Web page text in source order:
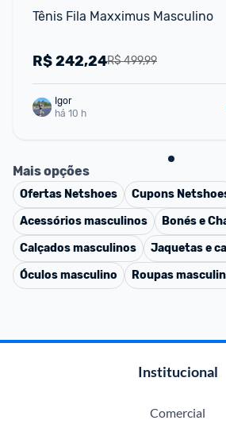
Tênis Fila Maxximus Masculino
R$ 499,99
R$242,24
Igor
há 10 h
Mais opções
Ofertas Netshoes Cupons
Acessórios masculinos
Bonés e
Calçados masculinos
Jaquetas e
Óculos masculino
Roupas
Institucional
Comercial